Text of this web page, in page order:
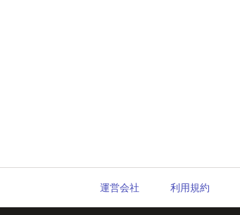
運営会社 利用規約